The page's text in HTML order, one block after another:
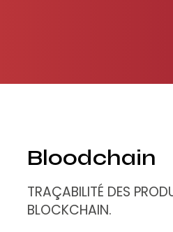
Bloodchain
TRAÇABILITÉ DES
BLOCKCHAIN.